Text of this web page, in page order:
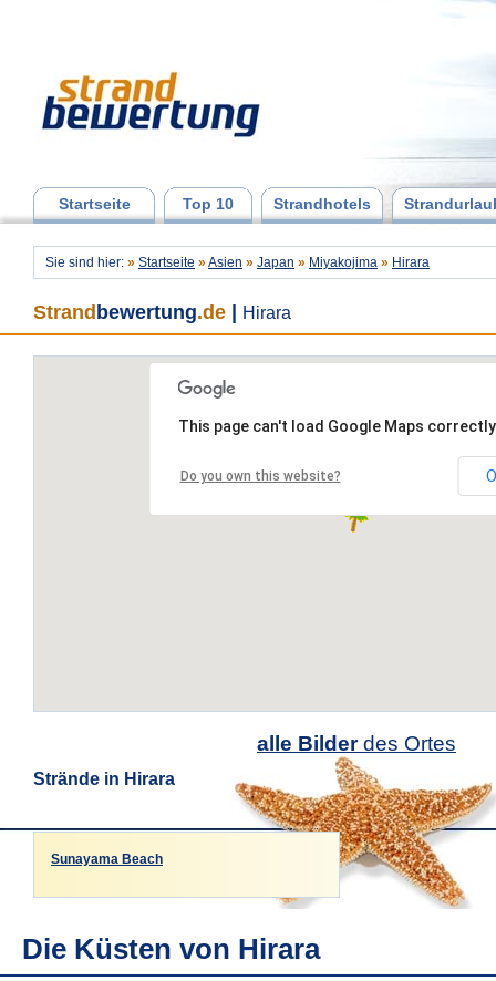
Startseite Top 10 Strandhotels
Sie sind hier: » Startseite » Asien » Japan » Miyakojima » Hirara
Strand bewertung.de Hirara
This page can't load Google Maps
Do you own this website?
alle Bilderdes Ortes
Strände in Hirara
Sunayama Beach
Die Küsten von Hirara